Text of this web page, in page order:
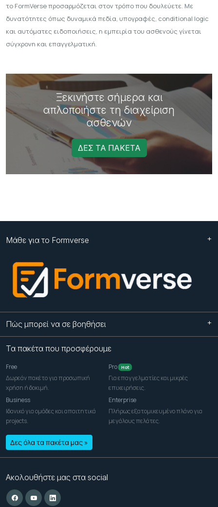
το FormVerse προσαρμόζεται στον τρόπο που δουλεύετε. Με
δυνατότητες όπως δυναμικά πεδία, υπογραφές, conditional logic
και αυτόματες ειδοποιήσεις, η εμπειρία του ασθενούς γίνεται
σύγχρονη και επαγγελματική.
Ξεκινήστε σήμερα και
απλοποιήστε τη διαχείριση
ασθενών
ΔΕΣ ΤΑ ΠΑΚΕΤΑ
Μάθε για το Formverse
Πώς μπορεί να σε βοηθήσει
Τα πακέτα που προσφέρουμε
Free
Δωρεάν πακέτο για προσωπική
χρήση ή δοκιμή.
Pro Hot
Για επαγγελματίες και μικρές
επιχειρήσεις.
Business
Ιδανικό για ομάδες και απαιτητικά
projects.
Enterprise
Πλήρως εξατομικευμένο πλάνο για
μεγάλους πελάτες.
Δες όλα τα πακέτα μας »
Ακολουθήστε μας στα social